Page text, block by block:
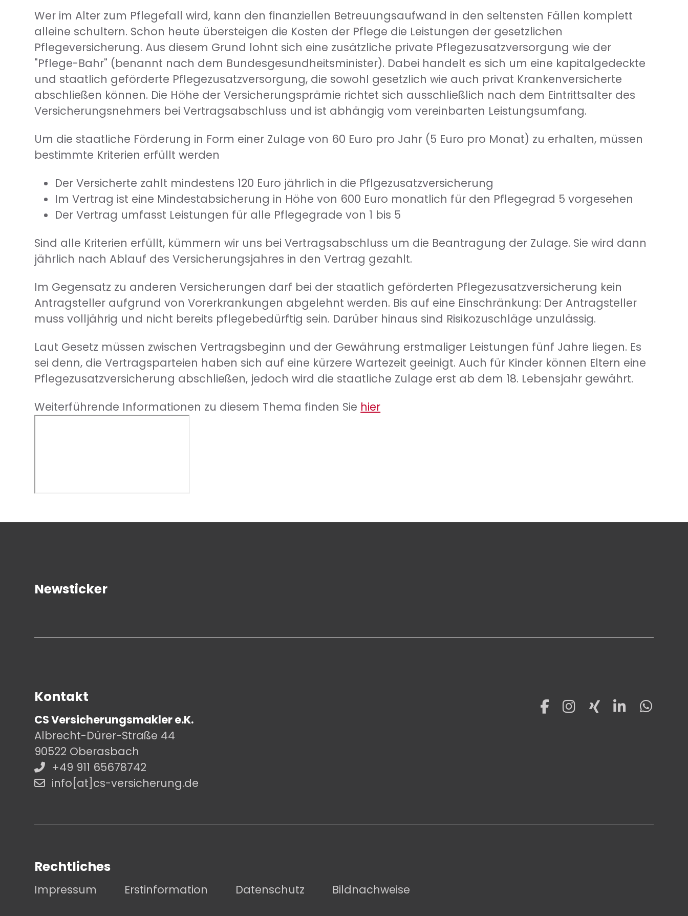
Wer im Alter zum Pflegefall wird, kann den finanziellen Betreuungsaufwand in den seltensten Fällen komplett
alleine schultern. Schon heute übersteigen die Kosten der Pflege die Leistungen der gesetzlichen
Pflegeversicherung. Aus diesem Grund lohnt sich eine zusätzliche private Pflegezusatzversorgung wie der
"Pflege-Bahr" (benannt nach dem Bundesgesundheitsminister). Dabei handelt es sich um eine kapitalgedeckte
und staatlich geförderte Pflegezusatzversorgung, die sowohl gesetzlich wie auch privat Krankenversicherte
abschließen können. Die Höhe der Versicherungsprämie richtet sich ausschließlich nach dem Eintrittsalter des
Versicherungsnehmers bei Vertragsabschluss und ist abhängig vom vereinbarten Leistungsumfang.
Um die staatliche Förderung in Form einer Zulage von 60 Euro pro Jahr (5 Euro pro Monat) zu erhalten, müssen
bestimmte Kriterien erfüllt werden
Der Versicherte zahlt mindestens 120 Euro jährlich in die Pflgezusatzversicherung
Im Vertrag ist eine Mindestabsicherung in Höhe von 600 Euro monatlich für den Pflegegrad 5 vorgesehen
Der Vertrag umfasst Leistungen für alle Pflegegrade von 1 bis 5
Sind alle Kriterien erfüllt, kümmern wir uns bei Vertragsabschluss um die Beantragung der Zulage. Sie wird dann
jährlich nach Ablauf des Versicherungsjahres in den Vertrag gezahlt.
Im Gegensatz zu anderen Versicherungen darf bei der staatlich geförderten Pflegezusatzversicherung kein
Antragsteller aufgrund von Vorerkrankungen abgelehnt werden. Bis auf eine Einschränkung: Der Antragsteller
muss volljährig und nicht bereits pflegebedürftig sein. Darüber hinaus sind Risikozuschläge unzulässig.
Laut Gesetz müssen zwischen Vertragsbeginn und der Gewährung erstmaliger Leistungen fünf Jahre liegen. Es
sei denn, die Vertragsparteien haben sich auf eine kürzere Wartezeit geeinigt. Auch für Kinder können Eltern eine
Pflegezusatzversicherung abschließen, jedoch wird die staatliche Zulage erst ab dem 18. Lebensjahr gewährt.
Weiterführende Informationen zu diesem Thema finden Sie hier
Newsticker
Kontakt
CS Versicherungsmakler e.K.
Albrecht-Dürer-Straße 44
90522 Oberasbach
+49 911 65678742
info[at]cs-versicherung.de
Rechtliches
Impressum Erstinformation Datenschutz Bildnachweise